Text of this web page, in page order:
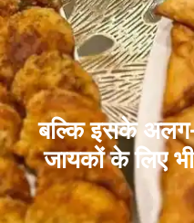
बल्कि इसके
जायकों के लिए